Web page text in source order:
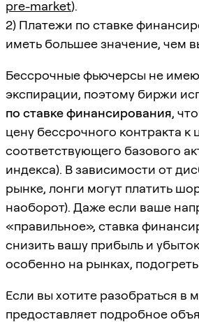
pre-market).
2) Платежи по ставке
иметь большее значение, чем
Бессрочные фьючерсы не
экспирации, поэтому биржи
по ставке финансирования,
цену бессрочного контракта к
соответствующего базового
индекса). В зависимости от
рынке, лонги могут платить
наоборот). Даже если ваше
«правильное», ставка
снизить вашу прибыль и
особенно на рынках,
Если вы хотите разобраться в
предоставляет подробное